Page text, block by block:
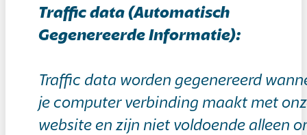
Traffic data (Automatisch
Gegenereerde Informatie):
Traffic data worden gegenereerd
je computer verbinding maakt met
website en zijn niet voldoende alleen